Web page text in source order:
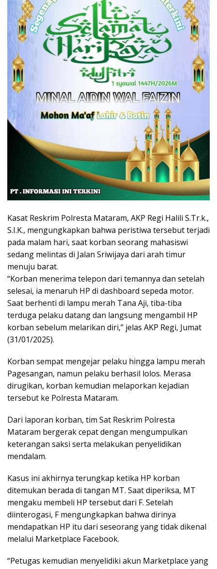
Kasat Reskrim Polresta Mataram, AKP Regi Halili S.Tr.k.,
S.I.K., mengungkapkan bahwa peristiwa tersebut terjadi
pada malam hari, saat korban seorang mahasiswi
sedang melintas di Jalan Sriwijaya dari arah timur
menuju barat.
“Korban menerima telepon dari temannya dan setelah
selesai, ia menaruh HP di dashboard sepeda motor.
Saat berhenti di lampu merah Tana Aji, tiba-tiba
terduga pelaku datang dan langsung mengambil HP
korban sebelum melarikan diri,” jelas AKP Regi, Jumat
(31/01/2025).
Korban sempat mengejar pelaku hingga lampu merah
Pagesangan, namun pelaku berhasil lolos. Merasa
dirugikan, korban kemudian melaporkan kejadian
tersebut ke Polresta Mataram.
Dari laporan korban, tim Sat Reskrim Polresta
Mataram bergerak cepat dengan mengumpulkan
keterangan saksi serta melakukan penyelidikan
mendalam.
Kasus ini akhirnya terungkap ketika HP korban
ditemukan berada di tangan MT. Saat diperiksa, MT
mengaku membeli HP tersebut dari F. Setelah
diinterogasi, F mengungkapkan bahwa dirinya
mendapatkan HP itu dari seseorang yang tidak dikenal
melalui Marketplace Facebook.
“Petugas kemudian menyelidiki akun Marketplace yang